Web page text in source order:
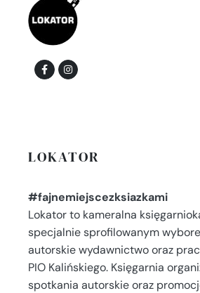
LOKATOR
#fajnemiejscezksiazkami
Lokator to kameralna
specjalnie sprofilowanym
autorskie wydawnictwo oraz
PIO Kalińskiego. Księgarnia
spotkania autorskie oraz